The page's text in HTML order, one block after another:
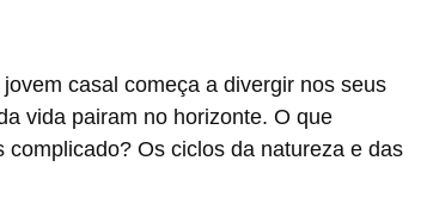
casal começa a divergir nos seus
vida pairam no horizonte. O que
Os ciclos da natureza e das